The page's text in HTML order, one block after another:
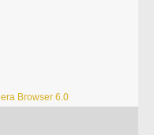
Browser 6.0